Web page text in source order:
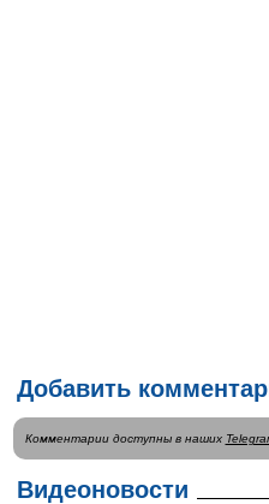
Добавить
Комментарии доступны в наших
Видеоновости